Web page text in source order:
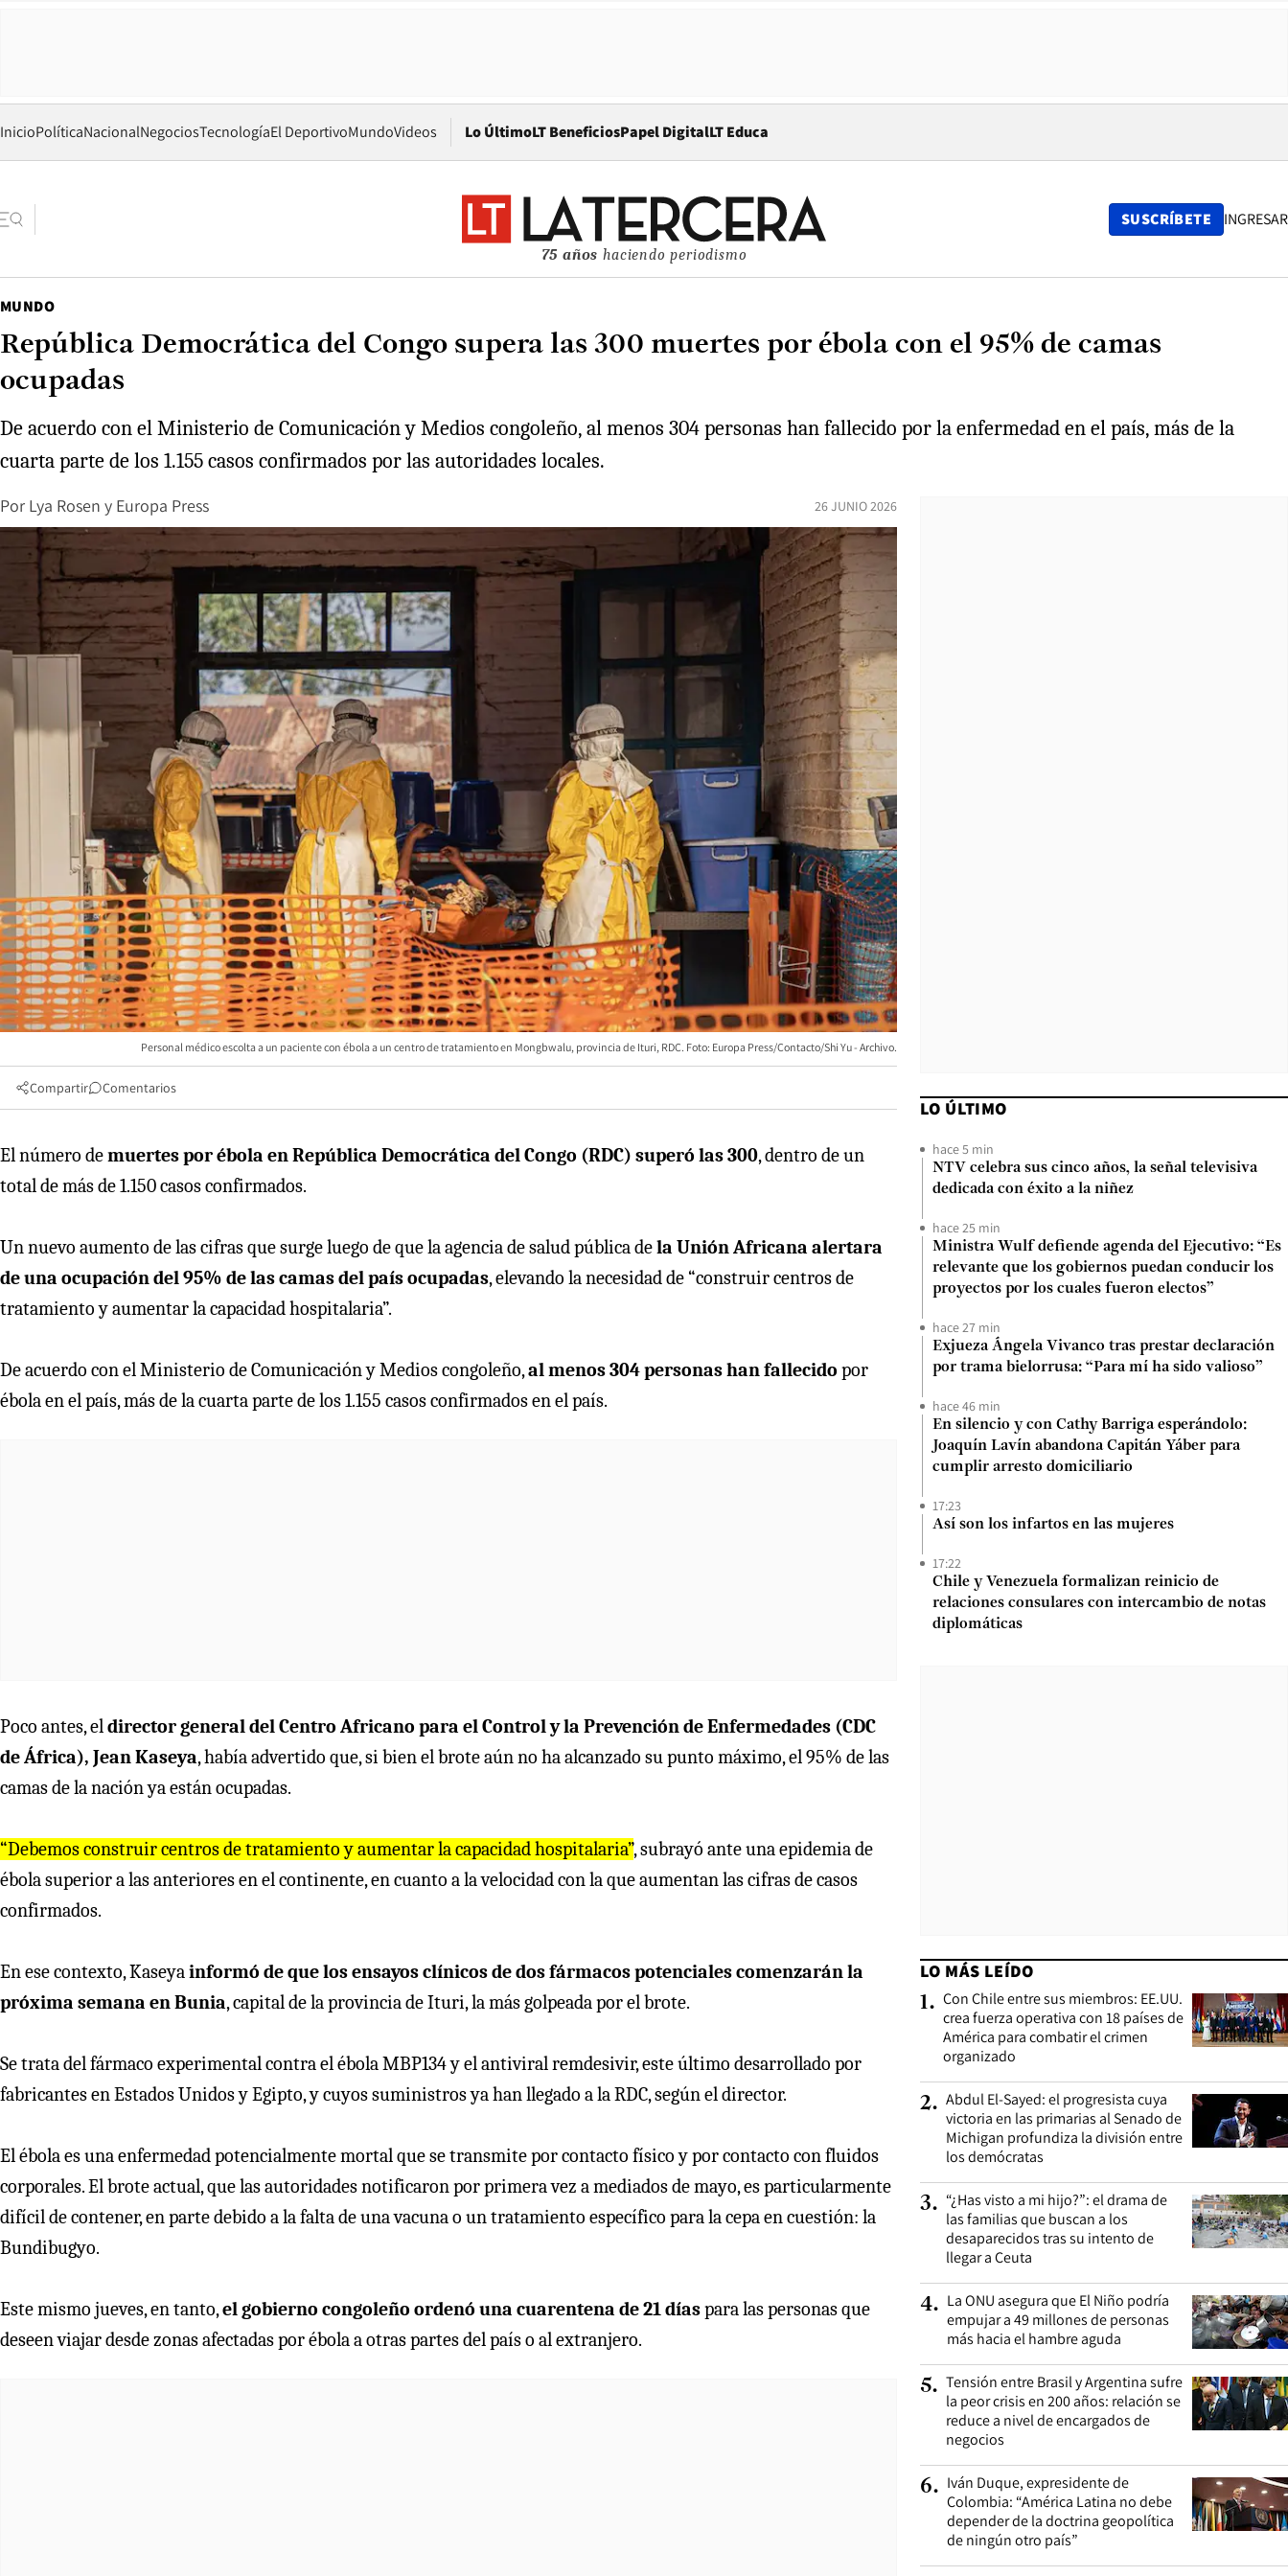
InicioPolíticaNacionalNegociosTecnologíaEl DeportivoMundoVideos Lo ÚltimoLT BeneficiosPapel DigitalOpens in new window
LT Educa
75 años haciendo periodismo
SUSCRÍBETE INGRESAR
MUNDO
República Democrática del Congo supera las 300 muertes por ébola con el 95% de camas
ocupadas
De acuerdo con el Ministerio de Comunicación y Medios congoleño, al menos 304 personas han fallecido por la enfermedad en el país, más de la
cuarta parte de los 1.155 casos confirmados por las autoridades locales.
Por Lya Rosen y Europa Press 26 JUNIO 2026
Personal médico escolta a un paciente con ébola a un centro de tratamiento en Mongbwalu, provincia de Ituri, RDC. Foto: Europa Press/Contacto/Shi Yu - Archivo.
Compartir Comentarios
El número demuertes por ébola en República Democrática del Congo (RDC) superó las 300, dentro de un
total de más de 1.150 casos confirmados.
Un nuevo aumento de las cifras que surge luego de que la agencia de salud pública dela Unión Africana alertara
de una ocupación del 95% de las camas del país ocupadas, elevando la necesidad de “construir centros de
tratamiento y aumentar la capacidad hospitalaria”.
De acuerdo con el Ministerio de Comunicación y Medios congoleño,al menos 304 personas han fallecido por
ébola en el país, más de la cuarta parte de los 1.155 casos confirmados en el país.
Poco antes, eldirector general del Centro Africano para el Control y la Prevención de Enfermedades (CDC
de África), Jean Kaseya, había advertido que, si bien el brote aún no ha alcanzado su punto máximo, el 95% de las
camas de la nación ya están ocupadas.
“Debemos construir centros de tratamiento y aumentar la capacidad hospitalaria”, subrayó ante una epidemia de
ébola superior a las anteriores en el continente, en cuanto a la velocidad con la que aumentan las cifras de casos
confirmados.
En ese contexto, Kaseyainformó de que los ensayos clínicos de dos fármacos potenciales comenzarán la
próxima semana en Bunia, capital de la provincia de Ituri, la más golpeada por el brote.
Se trata del fármaco experimental contra el ébola MBP134 y el antiviral remdesivir, este último desarrollado por
fabricantes en Estados Unidos y Egipto, y cuyos suministros ya han llegado a la RDC, según el director.
El ébola es una enfermedad potencialmente mortal que se transmite por contacto físico y por contacto con fluidos
corporales. El brote actual, que las autoridades notificaron por primera vez a mediados de mayo, es particularmente
difícil de contener, en parte debido a la falta de una vacuna o un tratamiento específico para la cepa en cuestión: la
Bundibugyo.
Este mismo jueves, en tanto,el gobierno congoleño ordenó una cuarentena de 21 díaspara las personas que
deseen viajar desde zonas afectadas por ébola a otras partes del país o al extranjero.
LO ÚLTIMO
hace 5 min
NTV celebra sus cinco años, la señal televisiva
dedicada con éxito a la niñez
hace 25 min
Ministra Wulf defiende agenda del Ejecutivo: “Es
relevante que los gobiernos puedan conducir los
proyectos por los cuales fueron electos”
hace 27 min
Exjueza Ángela Vivanco tras prestar declaración
por trama bielorrusa: “Para mí ha sido valioso”
hace 46 min
En silencio y con Cathy Barriga esperándolo:
Joaquín Lavín abandona Capitán Yáber para
cumplir arresto domiciliario
17:23
Así son los infartos en las mujeres
17:22
Chile y Venezuela formalizan reinicio de
relaciones consulares con intercambio de notas
diplomáticas
LO MÁS LEÍDO
1. Con Chile entre sus miembros: EE.UU.
crea fuerza operativa con 18 países de
América para combatir el crimen
organizado
2. Abdul El-Sayed: el progresista cuya
victoria en las primarias al Senado de
Michigan profundiza la división entre
los demócratas
3. “¿Has visto a mi hijo?”: el drama de
las familias que buscan a los
desaparecidos tras su intento de
llegar a Ceuta
4. La ONU asegura que El Niño podría
empujar a 49 millones de personas
más hacia el hambre aguda
5. Tensión entre Brasil y Argentina sufre
la peor crisis en 200 años: relación se
reduce a nivel de encargados de
negocios
6. Iván Duque, expresidente de
Colombia: “América Latina no debe
depender de la doctrina geopolítica
de ningún otro país”